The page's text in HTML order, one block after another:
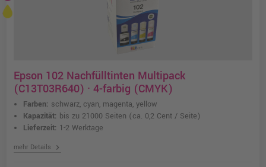
Epson 102 Nachfülltinten Multipack
(C13T03R640) · 4-farbig (CMYK)
Farben: schwarz, cyan, magenta, yellow
Kapazität: bis zu 21000 Seiten (ca. 0,2 Cent / Seite)
Lieferzeit: 1-2 Werktage
mehr Details chevron_right